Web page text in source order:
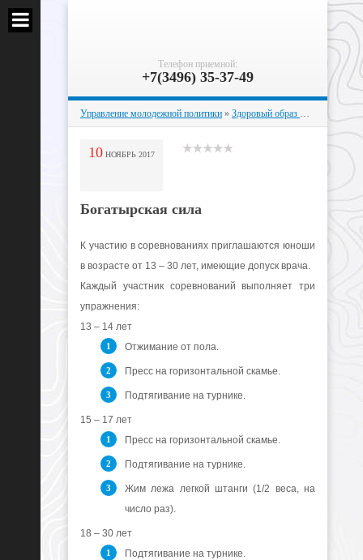
Телефон приемной:
+7(3496) 35-37-49
Управление молодежной политики » Здоровый образ жизни
10 НОЯБРЬ 2017
Богатырская сила
К участию в соревнованиях приглашаются юноши
в возрасте от 13 – 30 лет, имеющие допуск врача.
Каждый участник соревнований выполняет три
упражнения:
13 – 14 лет
Отжимание от пола.
Пресс на горизонтальной скамье.
Подтягивание на турнике.
15 – 17 лет
Пресс на горизонтальной скамье.
Подтягивание на турнике.
Жим лежа легкой штанги (1/2 веса, на
число раз).
18 – 30 лет
Подтягивание на турнике.